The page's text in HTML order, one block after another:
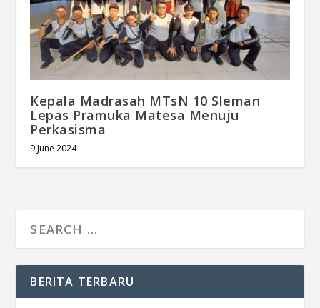
Kepala Madrasah MTsN 10 Sleman
Lepas Pramuka Matesa Menuju
Perkasisma
9 June 2024
BERITA TERBARU